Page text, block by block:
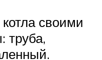
своими
труба,